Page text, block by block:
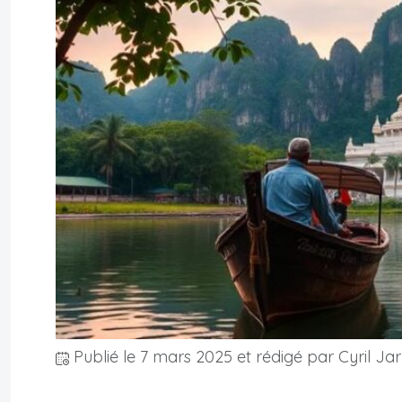
Publié le 7 mars 2025 et rédigé par Cyril